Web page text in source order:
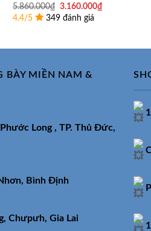
5.860.000₫ Giá
gốc
là:
3.160.000₫
4.4/5 349 đánh giá
BÀY MIỀN NAM &
Long , TP. Thủ Đức,
Bình Định
Chưpưh, Gia Lai